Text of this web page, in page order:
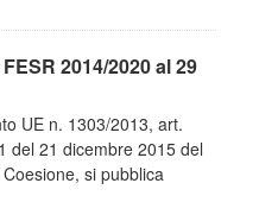
2014/2020 al 29
UE n. 1303/2013, art.
del 21 dicembre 2015 del
si pubblica